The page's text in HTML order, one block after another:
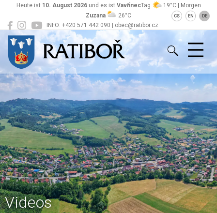
INFO: +420 571 442 090 | obec@ratibor.cz
Heute ist 10. August 2026und es ist VavřinecTag
19°C | Morgen
Zuzana
26°C CS EN DE
Ratiboř
Videos